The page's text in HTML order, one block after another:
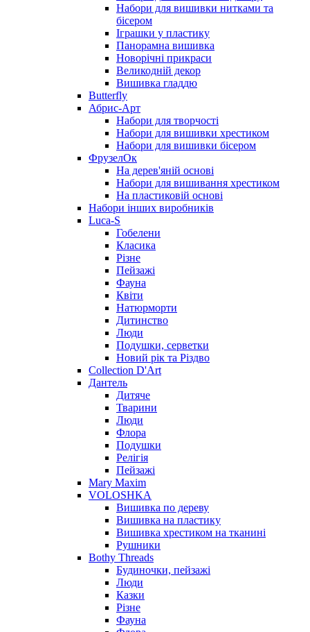
Набори для вишивки нитками та
бісером
Іграшки у пластику
Панорамна вишивка
Новорічні прикраси
Великодній декор
Вишивка гладдю
Butterfly
Абрис-Арт
Набори для творчості
Набори для вишивки хрестиком
Набори для вишивки бісером
ФрузелОк
На дерев'яній основі
Набори для вишивання хрестиком
На пластиковій основі
Набори інших виробників
Luca-S
Гобелени
Класика
Різне
Пейзажі
Фауна
Квіти
Натюрморти
Дитинство
Люди
Подушки, серветки
Новий рік та Різдво
Collection D'Art
Дантель
Дитяче
Тварини
Люди
Флора
Подушки
Релігія
Пейзажі
Mary Maxim
VOLOSHKA
Вишивка по дереву
Вишивка на пластику
Вишивка хрестиком на тканині
Рушники
Bothy Threads
Будиночки, пейзажі
Люди
Казки
Різне
Фауна